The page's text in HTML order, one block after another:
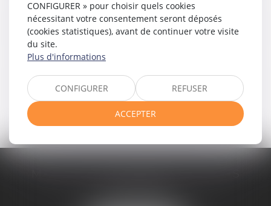
FORMULAIRE
CONVENTION DE MÉDIATION
CONFIGURER » pour choisir quels cookies
nécessitant votre consentement seront déposés
(cookies statistiques), avant de continuer votre visite
du site.
Plus d'informations
CONFIGURER REFUSER
ACCEPTER